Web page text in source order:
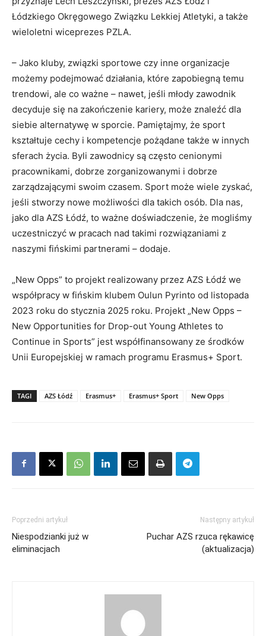
Łódzkiego Okręgowego Związku Lekkiej Atletyki, a także
wieloletni wiceprezes PZLA.
– Jako kluby, związki sportowe czy inne organizacje
możemy podejmować działania, które zapobiegną temu
trendowi, ale co ważne – nawet, jeśli młody zawodnik
decyduje się na zakończenie kariery, może znaleźć dla
siebie alternatywę w sporcie. Pamiętajmy, że sport
kształtuje cechy i kompetencje pożądane także w innych
sferach życia. Byli zawodnicy są często cenionymi
pracownikami, dobrze zorganizowanymi i dobrze
zarządzającymi swoim czasem. Sport może wiele zyskać,
jeśli stworzy nowe możliwości dla takich osób. Dla nas,
jako dla AZS Łódź, to ważne doświadczenie, że mogliśmy
uczestniczyć w pracach nad takimi rozwiązaniami z
naszymi fińskimi partnerami – dodaje.
„New Opps” to projekt realizowany przez AZS Łódź we
współpracy w fińskim klubem Oulun Pyrinto od listopada
2023 roku do stycznia 2025 roku. Projekt „New Opps –
New Opportunities for Drop-out Young Athletes to
Continue in Sports” jest współfinansowany ze środków
Unii Europejskiej w ramach programu Erasmus+ Sport.
TAGI AZS Łódź Erasmus+ Erasmus+ Sport New Opps
Poprzedni artykuł
Niespodzianki już w
eliminacjach
Następny artykuł
Puchar AZS rzuca rękawicę
(aktualizacja)